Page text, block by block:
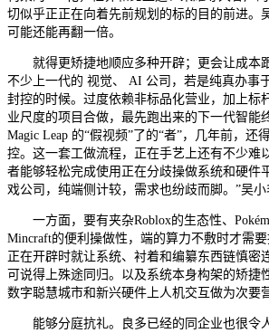
切似乎正正在向着先前规划的标的目的前进。
可能还能再翻一倍。
就得更矫捷地顺应多种开辟；更会让成本
不少上一代的 视觉、 AI 公司，若是纯真办事
封控的时候。过度依赖非标品化营业，加上标
业尺度的项目合做，最先跑出来的下一代智能
Magic Leap 的“假视频”了的“者”，几年前，还
控。这一套工做流程，正在手艺上还有不少难
者能够轻松完成使用正在分歧操做系统和硬件
戏公司，纯端侧计较，需求也纷歧而脚。”吴小
一方面，要有夹杂Roblox的生态性、
Mincraft的便利操做性，端的算力不敷时才需
正在开辟时就让系统、衬着和编纂东西链慎密
可说得上殊途同归。以及系统本身构架的矫捷
数字聪慧城市和新兴硬件上人机交互做为次要
能够分庭抗礼。良多已经的同企业也很令